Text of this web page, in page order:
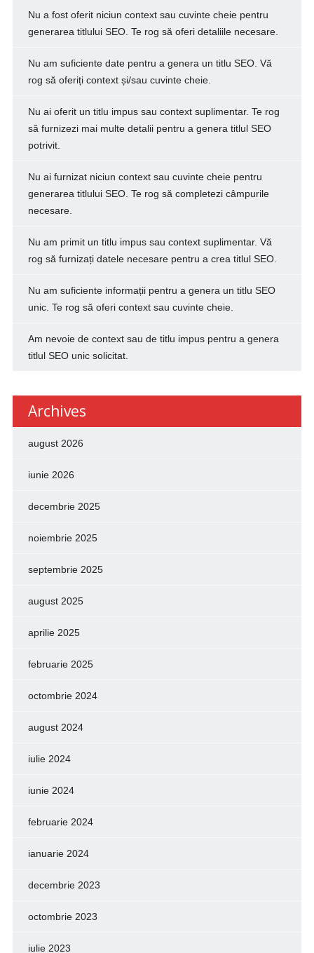
Nu a fost oferit niciun context sau cuvinte cheie pentru
generarea titlului SEO. Te rog să oferi detaliile necesare.
Nu am suficiente date pentru a genera un titlu SEO. Vă
rog să oferiți context și/sau cuvinte cheie.
Nu ai oferit un titlu impus sau context suplimentar. Te rog
să furnizezi mai multe detalii pentru a genera titlul SEO
potrivit.
Nu ai furnizat niciun context sau cuvinte cheie pentru
generarea titlului SEO. Te rog să completezi câmpurile
necesare.
Nu am primit un titlu impus sau context suplimentar. Vă
rog să furnizați datele necesare pentru a crea titlul SEO.
Nu am suficiente informații pentru a genera un titlu SEO
unic. Te rog să oferi context sau cuvinte cheie.
Am nevoie de context sau de titlu impus pentru a genera
titlul SEO unic solicitat.
Archives
august 2026
iunie 2026
decembrie 2025
noiembrie 2025
septembrie 2025
august 2025
aprilie 2025
februarie 2025
octombrie 2024
august 2024
iulie 2024
iunie 2024
februarie 2024
ianuarie 2024
decembrie 2023
octombrie 2023
iulie 2023